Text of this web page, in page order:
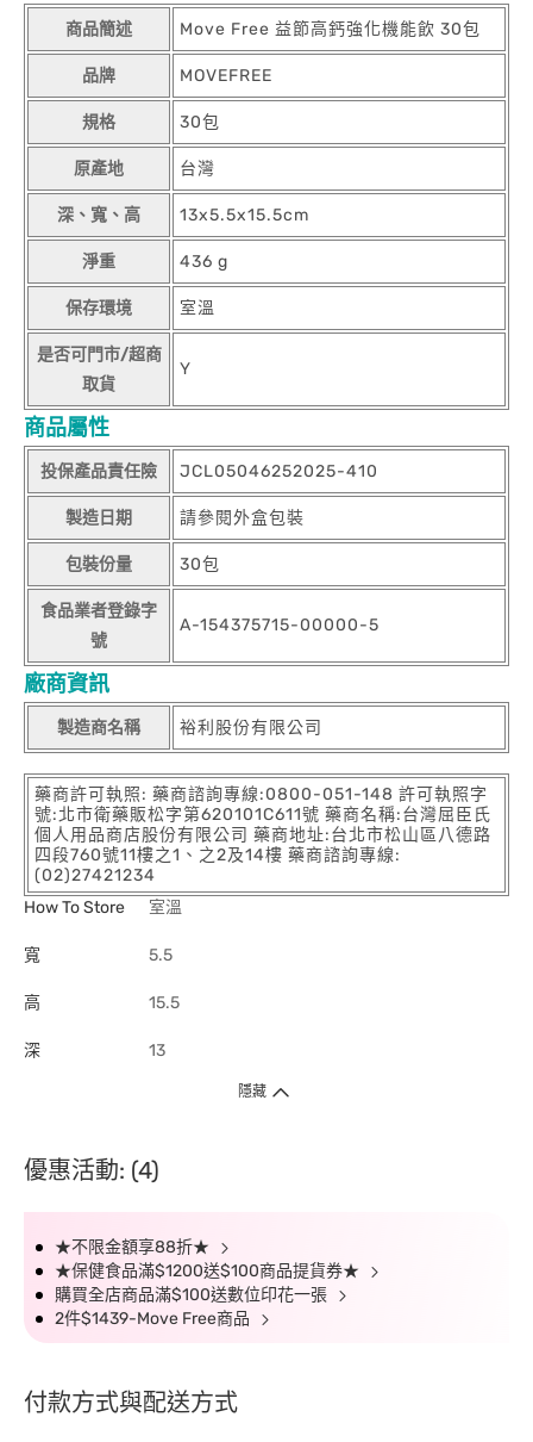
商品簡述 Move Free 益節高鈣強化機能飲 30包
品牌 MOVEFREE
規格 30包
原產地 台灣
深、寬、高 13x5.5x15.5cm
淨重 436 g
保存環境 室溫
是否可門市/超商
取貨
Y
商品屬性
投保產品責任險 JCL05046252025-410
製造日期 請參閱外盒包裝
包裝份量 30包
食品業者登錄字
號
A-154375715-00000-5
廠商資訊
製造商名稱 裕利股份有限公司
藥商許可執照: 藥商諮詢專線:0800-051-148 許可執照字
號:北市衛藥販松字第620101C611號 藥商名稱:台灣屈臣氏
個人用品商店股份有限公司 藥商地址:台北市松山區八德路
四段760號11樓之1、之2及14樓 藥商諮詢專線:
(02)27421234
How To Store
室溫
寬 5.5
高 15.5
深 13
隱藏
優惠活動: (4)
★不限金額享88折★
★保健食品滿$1200送$100商品提貨券★
購買全店商品滿$100送數位印花一張
2件$1439-Move Free商品
付款方式與配送方式